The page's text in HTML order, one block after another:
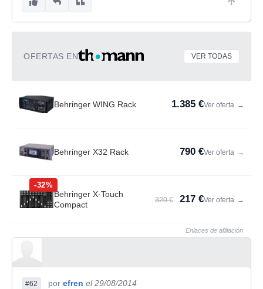
OFERTAS EN VER TODAS
Behringer WING Rack 1.385 €Ver oferta →
Behringer X32 Rack 790 €Ver oferta →
-32%
Behringer X-Touch
Compact
320 € 217 €Ver oferta →
Enlaces de afiliación
#62 por efren el 29/08/2014